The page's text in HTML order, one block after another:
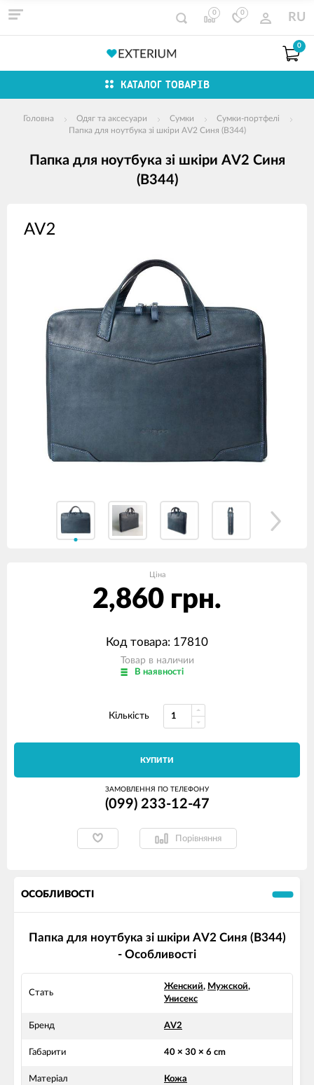
0 0 RU
0
КАТАЛОГ ТОВАРІВ
Головна Одяг та аксесуари Сумки
Сумки-портфелі
Папка для ноутбука зі шкіри AV2 Синя (B344)
Папка для ноутбука зі шкіри AV2 Синя
(B344)
продуктів
Ціна
2,860 грн.
Код товара: 17810
Товар в наличии
В наявності
Кількість
КУПИТИ
ЗАМОВЛЕННЯ ПО ТЕЛЕФОНУ
(099) 233-12-47
Порівняння
ОСОБЛИВОСТІ
Папка для ноутбука зі шкіри AV2 Синя (B344)
- Особливості
Стать
Женский, Мужской,
Унисекс
Бренд AV2
Габарити 40 × 30 × 6 cm
Матеріал Кожа